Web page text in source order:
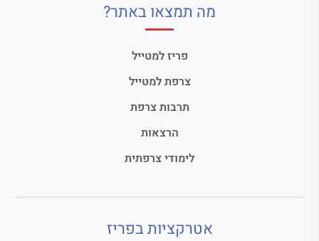
מה תמצאו באתר?
פריז למטייל
צרפת למטייל
תרבות צרפת
הרצאות
לימודי צרפתית
אטרקציות בפריז